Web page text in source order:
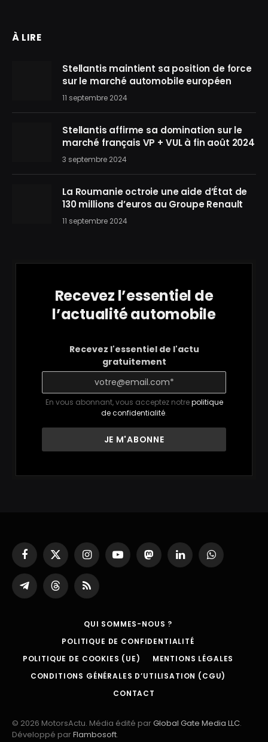
À LIRE
Stellantis maintient sa position de force
sur le marché automobile européen
11 septembre 2024
Stellantis affirme sa domination sur le
marché français VP + VUL à fin août 2024
3 septembre 2024
La Roumanie octroie une aide d’État de
130 millions d’euros au Groupe Renault
11 septembre 2024
Recevez l’essentiel de
l’actualité automobile
Recevez l'essentiel de l'actu
gratuitement
En vous abonnant, vous acceptez notrepolitique
de confidentialité.
Facebook
X
(Twitter)
InstagramYouTubeMastodonLinkedInWhatsApp
Partager
sur
ThreadsRSS
QUI SOMMES-NOUS ?
POLITIQUE DE CONFIDENTIALITÉ
POLITIQUE DE COOKIES (UE)
MENTIONS LÉGALES
CONDITIONS GÉNÉRALES D’UTILISATION (CGU)
CONTACT
© 2026 MotorsActu. Média édité parGlobal Gate Media LLC.
Développé parFlambosoft.